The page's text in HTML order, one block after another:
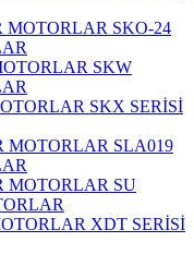
SKO-24
SKW
SKX SERİSİ
SLA019
SU
XDT SERİSİ